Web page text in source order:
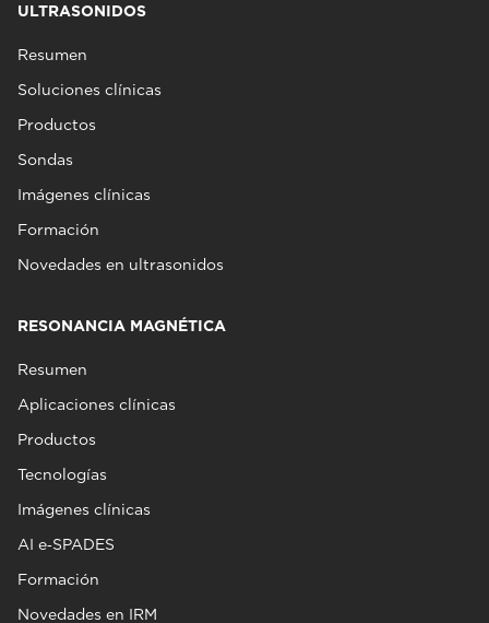
ULTRASONIDOS
Resumen
Soluciones clínicas
Productos
Sondas
Imágenes clínicas
Formación
Novedades en ultrasonidos
RESONANCIA MAGNÉTICA
Resumen
Aplicaciones clínicas
Productos
Tecnologías
Imágenes clínicas
AI e‑SPADES
Formación
Novedades en IRM